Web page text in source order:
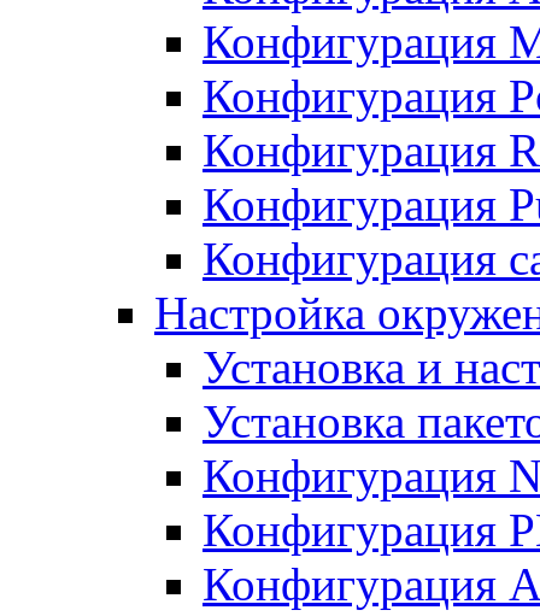
Конфигурация
Конфигурация
Конфигурация
Конфигурация
Конфигурация
Настройка
Установка и
Установка
Конфигурация
Конфигурация
Конфигурация